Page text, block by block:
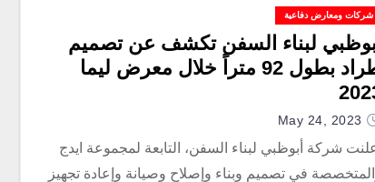
شركات ومعارض دفاعية
لبناء السفن تكشف عن تصميم
طراد بطول 92 متراً خلال معرض ليما
May 24, 2023
شركة أبوظبي لبناء السفن، التابعة لمجموعة ايدج
في تصميم وبناء وإصلاح وصيانة وإعادة تجهيز